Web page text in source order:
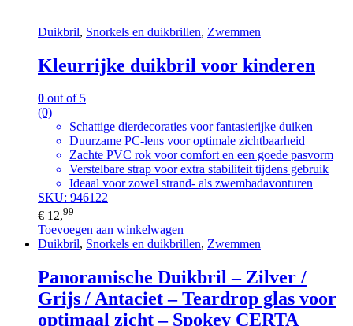
Duikbril, Snorkels en duikbrillen, Zwemmen
Kleurrijke duikbril voor kinderen
0 out of 5
(0)
Schattige dierdecoraties voor fantasierijke duiken
Duurzame PC-lens voor optimale zichtbaarheid
Zachte PVC rok voor comfort en een goede pasvorm
Verstelbare strap voor extra stabiliteit tijdens gebruik
Ideaal voor zowel strand- als zwembadavonturen
SKU: 946122
€ 12,99
Toevoegen aan winkelwagen
Duikbril, Snorkels en duikbrillen, Zwemmen
Panoramische Duikbril – Zilver /
Grijs / Antaciet – Teardrop glas voor
optimaal zicht – Spokey CERTA